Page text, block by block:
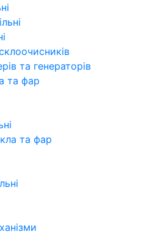
та генераторів
та фар
та фар